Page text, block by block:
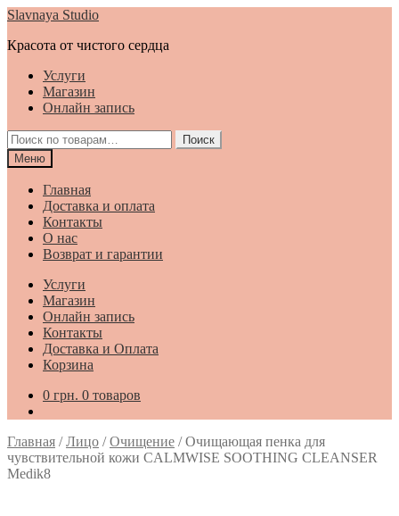
Перейти
навигации
Перейти
содержимому
Slavnaya Studio
Красота от чистого сердца
Услуги
Магазин
Онлайн запись
Искать:
Поиск
Меню
Главная
Доставка и оплата
Контакты
О нас
Возврат и гарантии
Услуги
Магазин
Онлайн запись
Контакты
Доставка и Оплата
Корзина
0 грн. 0 товаров
Главная /Лицо /Очищение /Очищающая пенка для
чувствительной кожи CALMWISE SOOTHING CLEANSER
Medik8